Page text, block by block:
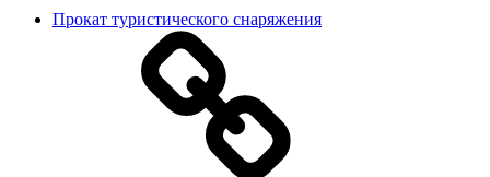
Прокат туристического снаряжения